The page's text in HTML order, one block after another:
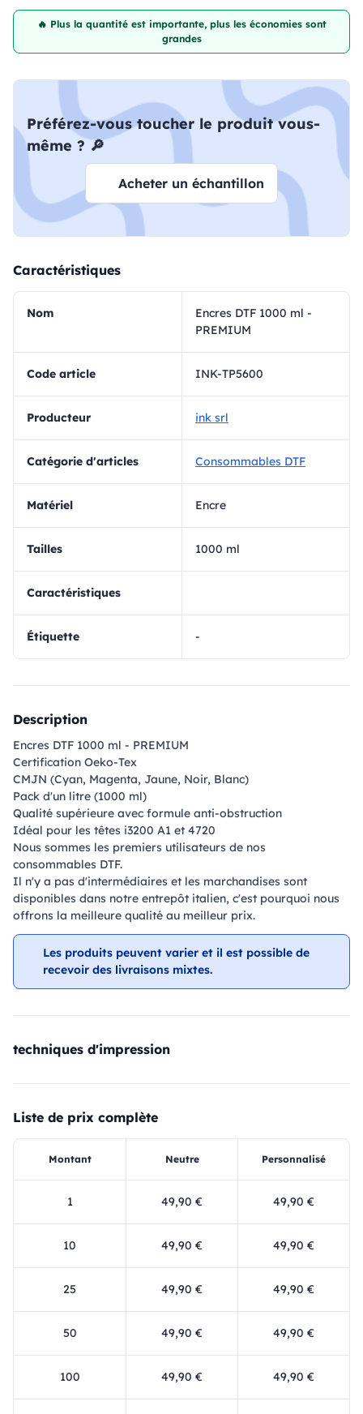
🔥 Plus la quantité est importante, plus les économies sont
grandes
Préférez-vous toucher le produit vous-
même ? 🔎
Acheter un échantillon
Caractéristiques
Nom
Encres DTF 1000 ml -
PREMIUM
Code article INK-TP5600
Producteur ink srl
Catégorie d'articles Consommables DTF
matériel Encre
Tailles 1000 ml
Caractéristiques
Étiquette -
Description
Encres DTF 1000 ml - PREMIUM
Certification Oeko-Tex
CMJN (Cyan, Magenta, Jaune, Noir, Blanc)
Pack d'un litre (1000 ml)
Qualité supérieure avec formule anti-obstruction
Idéal pour les têtes i3200 A1 et 4720
Nous sommes les premiers utilisateurs de nos
consommables DTF.
Il n'y a pas d'intermédiaires et les marchandises sont
disponibles dans notre entrepôt italien, c'est pourquoi nous
offrons la meilleure qualité au meilleur prix.
Les produits peuvent varier et il est possible de
recevoir des livraisons mixtes.
techniques d'impression
Liste de prix complète
Montant Neutre Personnalisé
1 49,90 € 49,90 €
10 49,90 € 49,90 €
25 49,90 € 49,90 €
50 49,90 € 49,90 €
100 49,90 € 49,90 €